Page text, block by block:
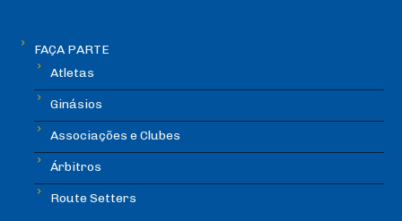
FAÇA PARTE
Atletas
Ginásios
Associações e Clubes
Árbitros
Route Setters